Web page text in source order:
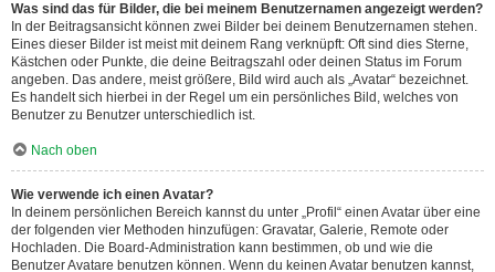
Was sind das für Bilder, die bei meinem Benutzernamen angezeigt werden?
In der Beitragsansicht können zwei Bilder bei deinem Benutzernamen stehen.
Eines dieser Bilder ist meist mit deinem Rang verknüpft: Oft sind dies Sterne,
Kästchen oder Punkte, die deine Beitragszahl oder deinen Status im Forum
angeben. Das andere, meist größere, Bild wird auch als „Avatar“ bezeichnet.
Es handelt sich hierbei in der Regel um ein persönliches Bild, welches von
Benutzer zu Benutzer unterschiedlich ist.
Nach oben
Wie verwende ich einen Avatar?
In deinem persönlichen Bereich kannst du unter „Profil“ einen Avatar über eine
der folgenden vier Methoden hinzufügen: Gravatar, Galerie, Remote oder
Hochladen. Die Board-Administration kann bestimmen, ob und wie die
Benutzer Avatare benutzen können. Wenn du keinen Avatar benutzen kannst,